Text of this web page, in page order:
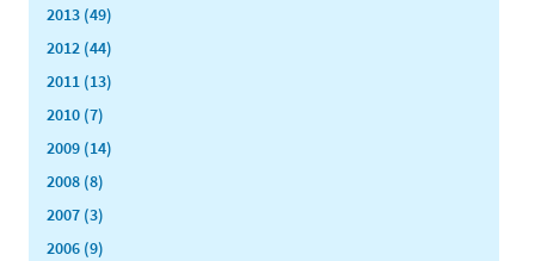
2013 (49)
2012 (44)
2011 (13)
2010 (7)
2009 (14)
2008 (8)
2007 (3)
2006 (9)